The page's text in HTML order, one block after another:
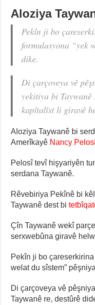
Aloziya
Pekîn ji bo
formulasyona “yek
dike.
Di çarçoveya vê
yekitiya bi Taywanê
kapîtalîst li giravê
Aloziya Taywanê bi
Amerîkayê Nancy Pelosi
Pelosî tevî hişyariyên
serdana Taywanê.
Rêvebiriya Pekînê bi
Taywanê dest bi
Çîn Taywanê wekî
serxwebûna giravê
Pekîn ji bo
welat du sîstem”
Di çarçoveya vê
Taywanê re, destûrê